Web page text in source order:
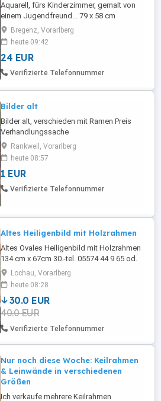
Aquarell, fürs Kinderzimmer, gemalt von
einem Jugendfreund... 79 x 58 cm
Bregenz, Vorarlberg
heute 09:42
24 EUR
Verifizierte Telefonnummer
Bilder alt
Bilder alt, verschieden mit Ramen Preis
Verhandlungssache
Rankweil, Vorarlberg
heute 08:57
1 EUR
Verifizierte Telefonnummer
Altes Heiligenbild mit Holzrahmen
Altes Ovales Heiligenbild mit Holzrahmen
134 cm x 67cm 30.-tel. 05574 44 9 65 od.
0664 89 06 999
Lochau, Vorarlberg
heute 08:28
30.0 EUR
40.0 EUR
Verifizierte Telefonnummer
Nur noch diese Woche: Keilrahmen
& Leinwände in verschiedenen
Größen
Ich verkaufe mehrere Keilrahmen